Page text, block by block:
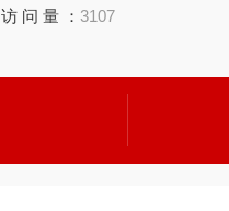
访 问 量 ：3107